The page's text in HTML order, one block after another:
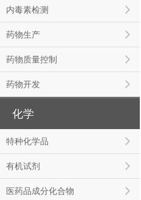
内毒素检测
药物生产
药物质量控制
药物开发
化学
特种化学品
有机试剂
医药品成分化合物